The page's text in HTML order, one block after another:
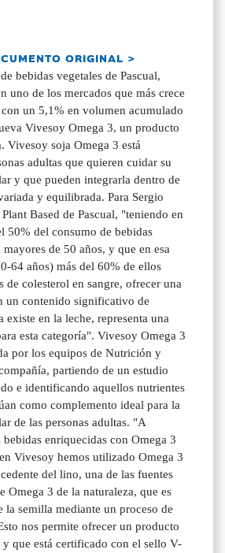
ORIGINAL >
bebidas vegetales de Pascual,
uno de los mercados que más crece
un 5,1% en volumen acumulado
Vivesoy Omega 3, un producto
Vivesoy soja Omega 3 está
adultas que quieren cuidar su
y que pueden integrarla dentro de
y equilibrada. Para Sergio
Based de Pascual, "teniendo en
50% del consumo de bebidas
de 50 años, y que en esa
64 años) más del 60% de ellos
de colesterol en sangre, ofrecer una
un contenido significativo de
existe en la leche, representa una
esta categoría". Vivesoy Omega 3
por los equipos de Nutrición y
partiendo de un estudio
e identificando aquellos nutrientes
como complemento ideal para la
de las personas adultas. "A
enriquecidas con Omega 3
Vivesoy hemos utilizado Omega 3
del lino, una de las fuentes
Omega 3 de la naturaleza, que es
la semilla mediante un proceso de
nos permite ofrecer un producto
y que está certificado con el sello V-